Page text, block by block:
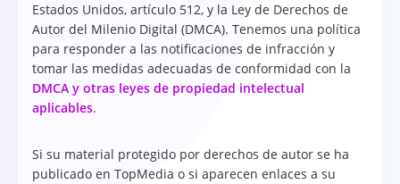
Estados Unidos, artículo 512, y la Ley de Derechos de
Autor del Milenio Digital (DMCA). Tenemos una política
para responder a las notificaciones de infracción y
tomar las medidas adecuadas de conformidad con la
DMCA y otras leyes de propiedad intelectual
aplicables.
Si su material protegido por derechos de autor se ha
publicado en TopMedia o si aparecen enlaces a su